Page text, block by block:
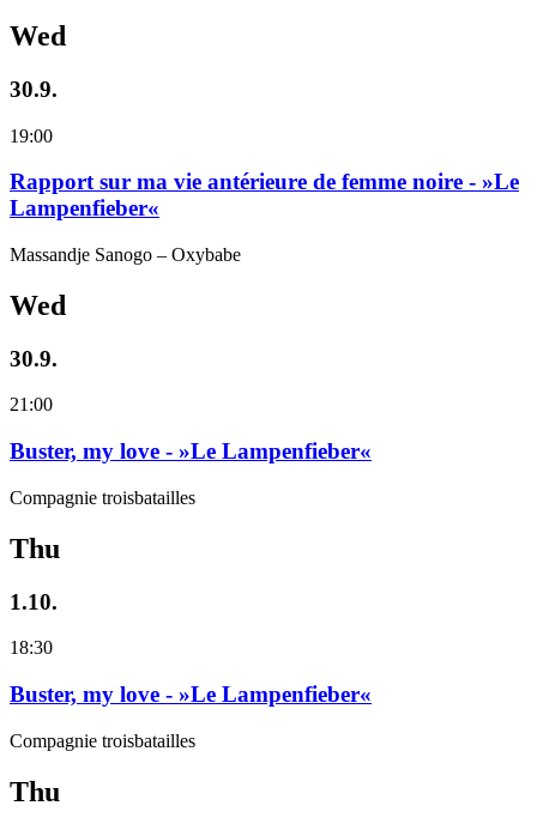
Wed
30.9.
19:00
Rapport sur ma vie antérieure de femme noire - »Le
Lampenfieber«
Massandje Sanogo – Oxybabe
Wed
30.9.
21:00
Buster, my love - »Le Lampenfieber«
Compagnie troisbatailles
Thu
1.10.
18:30
Buster, my love - »Le Lampenfieber«
Compagnie troisbatailles
Thu